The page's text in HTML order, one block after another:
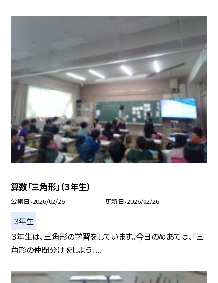
算数「三角形」（３年生）
公開日 2026/02/26 更新日 2026/02/26
３年生
３年生は、三角形の学習をしています。今日のめあては、「三
角形の仲間分けをしよう」...